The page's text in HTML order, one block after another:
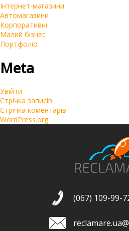
Інтернет-магазини
Автомагазини
Корпоративні
Малий бізнес
Портфоліо
Meta
Увійти
Стрічка записів
Стрічка коментарів
WordPress.org
(067) 109-99-